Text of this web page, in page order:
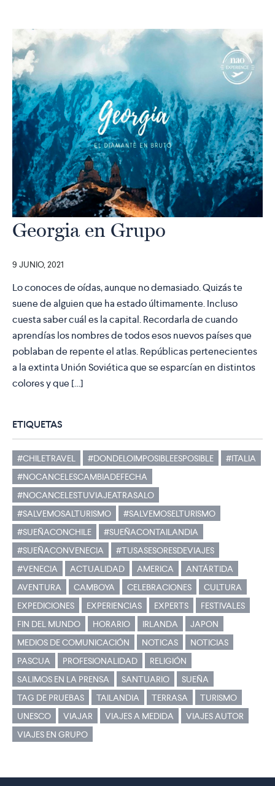
Georgia en Grupo
9 JUNIO, 2021
Lo conoces de oídas, aunque no demasiado. Quizás te
suene de alguien que ha estado últimamente. Incluso
cuesta saber cuál es la capital. Recordarla de cuando
aprendías los nombres de todos esos nuevos países que
poblaban de repente el atlas. Repúblicas pertenecientes
a la extinta Unión Soviética que se esparcían en distintos
colores y que […]
ETIQUETAS
#CHILETRAVEL #DONDELOIMPOSIBLEESPOSIBLE
#ITALIA
#NOCANCELESCAMBIADEFECHA
#NOCANCELESTUVIAJEATRASALO
#SALVEMOSALTURISMO
#SALVEMOSELTURISMO
#SUEÑACONCHILE
#SUEÑACONTAILANDIA
#SUEÑACONVENECIA
#TUSASESORESDEVIAJES
#VENECIA
ACTUALIDAD AMERICA
ANTÁRTIDA
AVENTURA
CAMBOYA CELEBRACIONES
CULTURA
EXPEDICIONES
EXPERIENCIAS EXPERTS
FESTIVALES
FIN DEL MUNDO
HORARIO IRLANDA
JAPON
MEDIOS DE COMUNICACIÓN
NOTICAS
NOTICIAS
PASCUA
PROFESIONALIDAD
RELIGIÓN
SALIMOS EN LA PRENSA
SANTUARIO
SUEÑA
TAG DE PRUEBAS
TAILANDIA TERRASA
TURISMO
UNESCO
VIAJAR VIAJES A MEDIDA
VIAJES AUTOR
VIAJES EN GRUPO